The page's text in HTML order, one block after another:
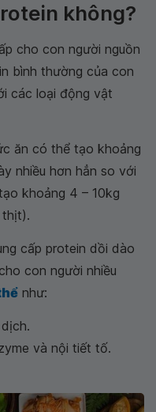
không?
cho con người nguồn
bình thường của con
các loại động vật
ăn có thể tạo khoảng
nhiều hơn hẳn so với
khoảng 4 – 10kg
thịt).
cấp protein dồi dào
con người nhiều
như:
và nội tiết tố.